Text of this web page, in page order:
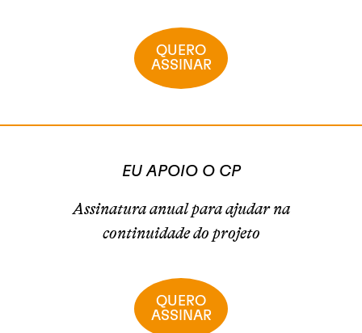
QUERO
ASSINAR
EU APOIO O CP
Assinatura anual para ajudar na
continuidade do projeto
QUERO
ASSINAR